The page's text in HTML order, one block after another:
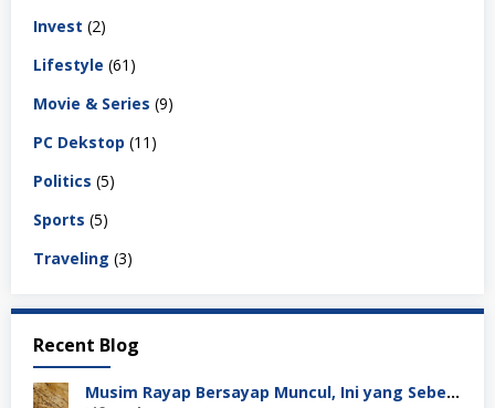
Invest (2)
Lifestyle (61)
Movie & Series (9)
PC Dekstop (11)
Politics (5)
Sports (5)
Traveling (3)
Recent Blog
Musim Rayap Bersayap Muncul, Ini yang Sebenarnya Terjadi